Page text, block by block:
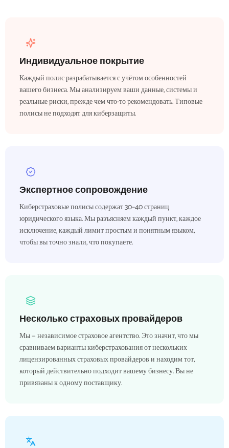
Индивидуальное покрытие
Каждый полис разрабатывается с учётом особенностей
вашего бизнеса. Мы анализируем ваши данные, системы и
реальные риски, прежде чем что-то рекомендовать. Типовые
полисы не подходят для киберзащиты.
Экспертное сопровождение
Киберстраховые полисы содержат 30–40 страниц
юридического языка. Мы разъясняем каждый пункт, каждое
исключение, каждый лимит простым и понятным языком,
чтобы вы точно знали, что покупаете.
Несколько страховых провайдеров
Мы — независимое страховое агентство. Это значит, что мы
сравниваем варианты киберстрахования от нескольких
лицензированных страховых провайдеров и находим тот,
который действительно подходит вашему бизнесу. Вы не
привязаны к одному поставщику.